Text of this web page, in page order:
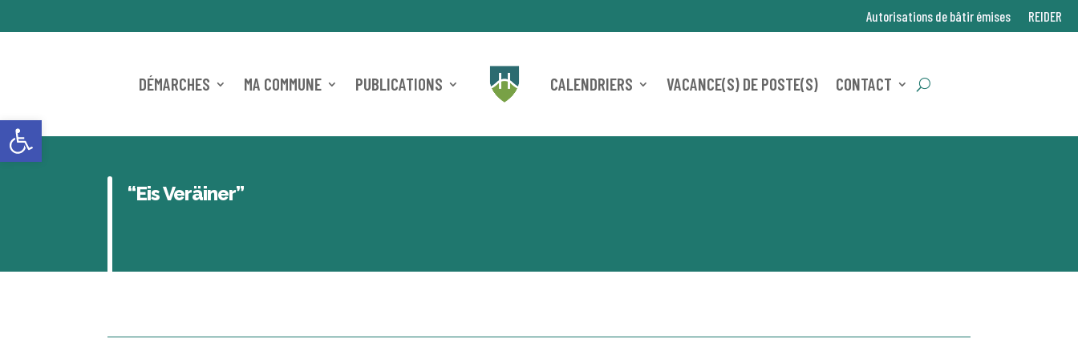
Ouvrir la barre d’outils
Autorisations de bâtir émises REIDER
DÉMARCHES MA COMMUNE PUBLICATIONS CALENDRIERS VACANCE(S) DE POSTE(S) CONTACT
“Eis Veräiner”